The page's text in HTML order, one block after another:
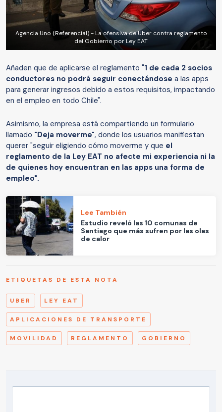
Agencia Uno (Referencial) - La ofensiva de Uber contra reglamento
del Gobierno por Ley EAT
Añaden que de aplicarse el reglamento "1 de cada 2 socios
conductores no podrá seguir conectándose a las apps
para generar ingresos debido a estos requisitos, impactando
en el empleo en todo Chile".
Asimismo, la empresa está compartiendo un formulario
llamado "Deja moverme", donde los usuarios manifiestan
querer "seguir eligiendo cómo moverme y que el
reglamento de la Ley EAT no afecte mi experiencia ni la
de quienes hoy encuentran en las apps una forma de
empleo".
Lee También
Estudio reveló las 10 comunas de
Santiago que más sufren por las olas
de calor
ETIQUETAS DE ESTA NOTA
UBER LEY EAT
APLICACIONES DE TRANSPORTE
MOVILIDAD REGLAMENTO GOBIERNO